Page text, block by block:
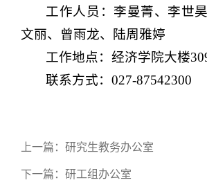
工作人员：李曼菁、李世
文丽、曾雨龙、陆周雅婷
工作地点：经济学院大楼
联系方式：027-87542300
上一篇：研究生教务办公室
下一篇：研工组办公室